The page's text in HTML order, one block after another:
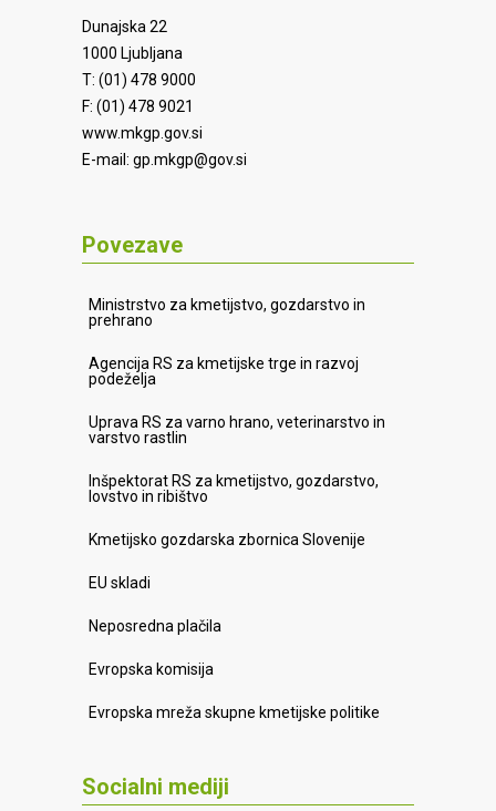
Dunajska 22
1000 Ljubljana
T: (01) 478 9000
F: (01) 478 9021
www.mkgp.gov.si
E-mail: gp.mkgp@gov.si
Povezave
Ministrstvo za kmetijstvo, gozdarstvo in
prehrano
Agencija RS za kmetijske trge in razvoj
podeželja
Uprava RS za varno hrano, veterinarstvo in
varstvo rastlin
Inšpektorat RS za kmetijstvo, gozdarstvo,
lovstvo in ribištvo
Kmetijsko gozdarska zbornica Slovenije
EU skladi
Neposredna plačila
Evropska komisija
Evropska mreža skupne kmetijske politike
Socialni mediji